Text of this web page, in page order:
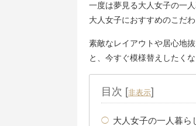
一度は夢見る大人女子の一
大人女子におすすめのこだ
素敵なレイアウトや居心地
と、今すぐ模様替えしたく
目次 [非表示]
大人女子の一人暮ら